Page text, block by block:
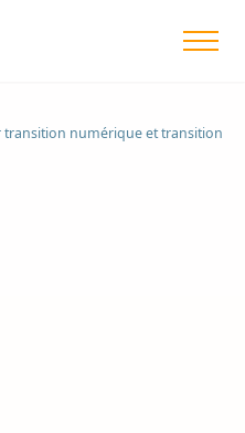
transition numérique et transition